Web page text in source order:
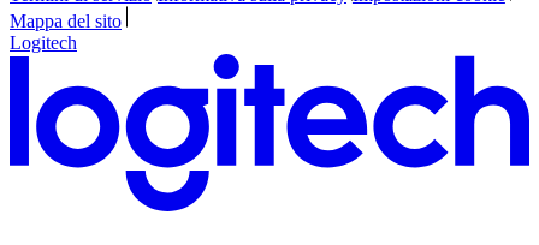
Mappa del sito
Logitech